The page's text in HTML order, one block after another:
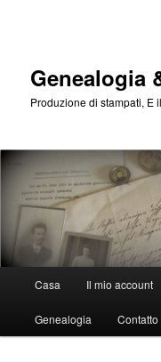
Genealogia
Produzione di stampati, E
Casa Il mio account
Genealogia Contatto